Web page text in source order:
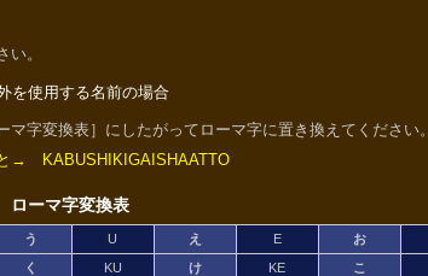
い。
を使用する名前の場合
字変換表］にしたがってローマ字に置き換えてください。
→ KABUSHIKIGAISHAATTO
ローマ字変換表
う U え E お
く KU け KE こ